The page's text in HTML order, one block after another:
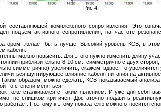
Рис 4
составляющей комплексного сопротивления. Это
подъем активного сопротивления, на частоте
желает быть лучше. Высокий уровень КСВ, в этом
кабеля.
можно повысить. Для этого нужно изменить длину
приблизительно 8-10 см., симметрично с двух
симметрично) увеличить, скажем, вдвое, то увеличится
шунтирующее влияние кабеля питания на
образом, можно сделать, КСВ показываемый
то степени меняться.
тоже сталкивался с таким явлением. И уже для себя
не слишком критичен. Достаточно подавить
Поэтому к этому показателю можно относится